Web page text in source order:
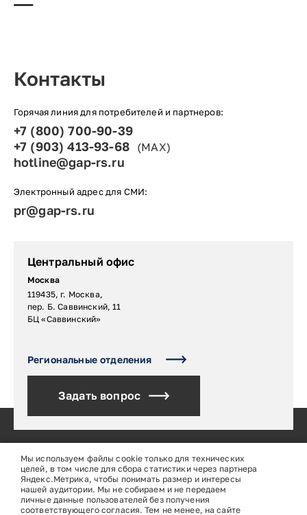
Контакты
Горячая линия для потребителей и партнеров:
+7 (800) 700-90-39
+7 (903) 413-93-68
(MAX)
hotline@gap-rs.ru
Электронный адрес для СМИ:
pr@gap-rs.ru
Центральный офис
Москва
119435, г. Москва,
пер. Б. Саввинский, 11
БЦ «Саввинский»
Региональные отделения
Задать вопрос
Мы используем файлы cookie только для технических
целей, в том числе для сбора статистики через партнера
Яндекс.Метрика, чтобы понимать размер и интересы
нашей аудитории. Мы не собираем и не передаем
личные данные пользователей без получения
соответствующего согласия. Тем не менее, на сайте
Электронный адрес для СМИ:
pr@gap-rs.ru